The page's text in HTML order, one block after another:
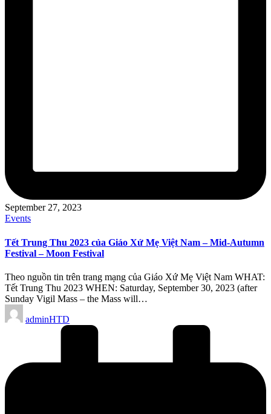
September 27, 2023
Posted
Events
Tết Trung Thu 2023 của Giáo Xứ Mẹ Việt Nam – Mid-Autumn
Festival – Moon Festival
Theo nguồn tin trên trang mạng của Giáo Xứ Mẹ Việt Nam WHAT:
Tết Trung Thu 2023 WHEN: Saturday, September 30, 2023 (after
Sunday Vigil Mass – the Mass will…
Posted
by
adminHTD